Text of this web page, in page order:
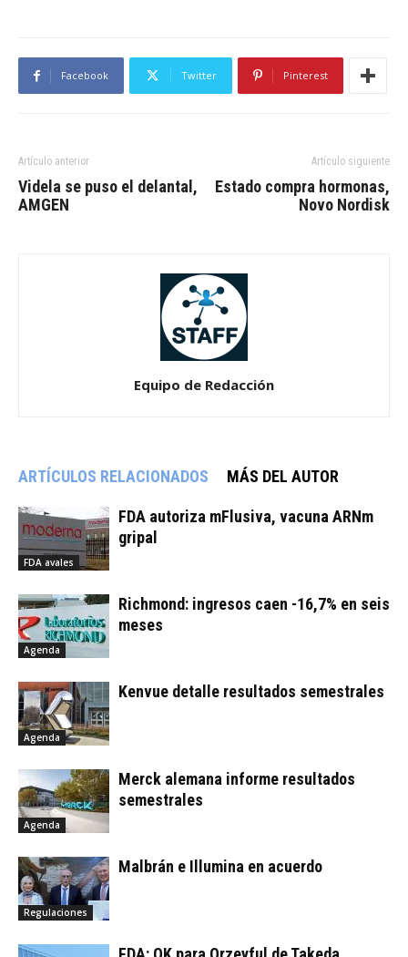
Facebook Twitter Pinterest
Artículo anterior
Videla se puso el delantal,
AMGEN
Artículo siguiente
Estado compra hormonas,
Novo Nordisk
Equipo de Redacción
ARTÍCULOS RELACIONADOS MÁS DEL AUTOR
FDA avales
FDA autoriza mFlusiva, vacuna ARNm
gripal
Agenda
Richmond: ingresos caen -16,7% en seis
meses
Agenda
Kenvue detalle resultados semestrales
Agenda
Merck alemana informe resultados
semestrales
Regulaciones
Malbrán e Illumina en acuerdo